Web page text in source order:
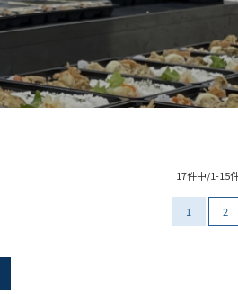
17件中/1-15
1 2